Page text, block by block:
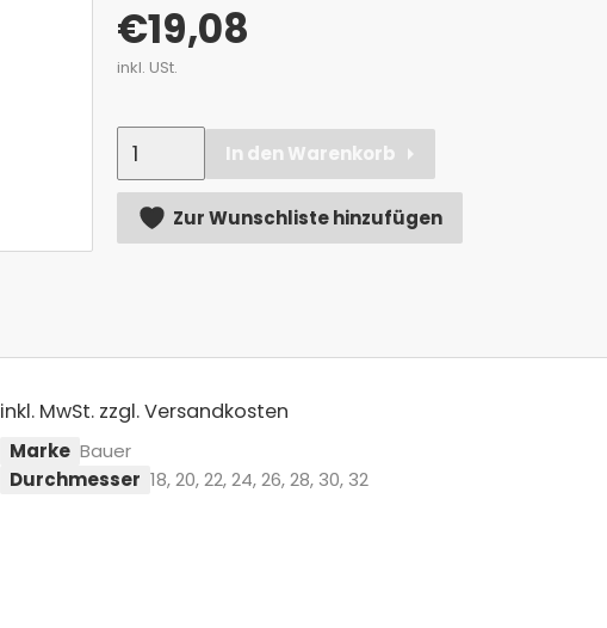
€19,08
inkl. USt.
Anzahl
In den Warenkorb
Alternative:
Zur Wunschliste hinzufügen
inkl. MwSt. zzgl. Versandkosten
Bauer
Marke
18, 20, 22, 24, 26, 28, 30, 32
Durchmesser